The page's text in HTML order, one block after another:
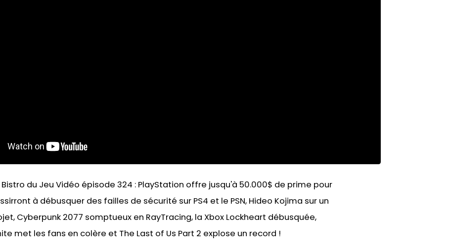
du Jeu Vidéo épisode 324 : PlayStation offre jusqu'à 50.000$ de prime pour
à débusquer des failles de sécurité sur PS4 et le PSN, Hideo Kojima sur un
Cyberpunk 2077 somptueux en RayTracing, la Xbox Lockheart débusquée,
met les fans en colère et The Last of Us Part 2 explose un record !